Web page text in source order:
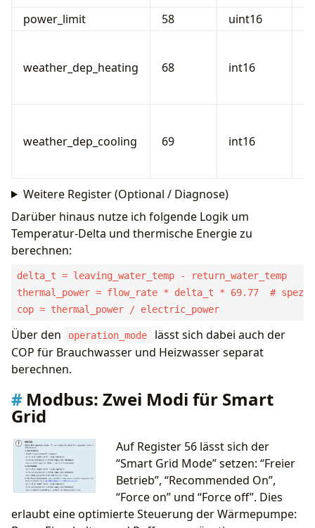
power_limit
58 uint16
weather_dep_heating 68 int16
weather_dep_cooling 69 int16
Weitere Register (Optional / Diagnose)
Darüber hinaus nutze ich folgende Logik um
Temperatur-Delta und thermische Energie zu
berechnen:
delta_t = leaving_water_temp - return_water_temp
thermal_power = flow_rate * delta_t * 69.77  # spez.
Über den operation_mode
lässt sich dabei auch der
COP für Brauchwasser und Heizwasser separat
berechnen.
Modbus: Zwei Modi für Smart
Grid
Auf Register 56 lässt sich der
“Smart Grid Mode” setzen: “Freier
Betrieb”, “Recommended On”,
“Force on” und “Force off”. Dies
erlaubt eine optimierte Steuerung der Wärmepumpe: